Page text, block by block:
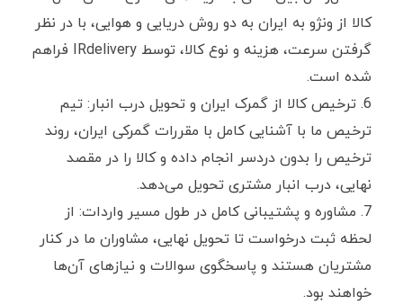
کالا از ونژو به ایران به دو روش دریایی و هوایی، با در نظر
گرفتن سرعت، هزینه و نوع کالا، توسط IRdelivery فراهم
شده است.
ترخیص کالا از گمرک ایران و تحویل درب انبار: تیم
ترخیص ما با آشنایی کامل با مقررات گمرکی ایران، روند
ترخیص را بدون دردسر انجام داده و کالا را در مقصد
نهایی، درب انبار مشتری تحویل می‌دهد.
مشاوره و پشتیبانی کامل در طول مسیر واردات: از
لحظه ثبت درخواست تا تحویل نهایی، مشاوران ما در کنار
مشتریان هستند و پاسخگوی سوالات و نیازهای آن‌ها
خواهند بود.